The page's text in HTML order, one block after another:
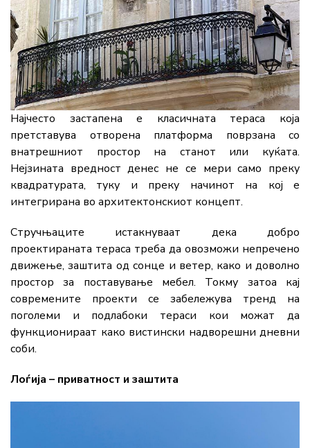
Најчесто застапена е класичната тераса која
претставува отворена платформа поврзана со
внатрешниот простор на станот или куќата.
Нејзината вредност денес не се мери само преку
квадратурата, туку и преку начинот на кој е
интегрирана во архитектонскиот концепт.
Стручњаците истакнуваат дека добро
проектираната тераса треба да овозможи непречено
движење, заштита од сонце и ветер, како и доволно
простор за поставување мебел. Токму затоа кај
современите проекти се забележува тренд на
поголеми и подлабоки тераси кои можат да
функционираат како вистински надворешни дневни
соби.
Лоѓија – приватност и заштита